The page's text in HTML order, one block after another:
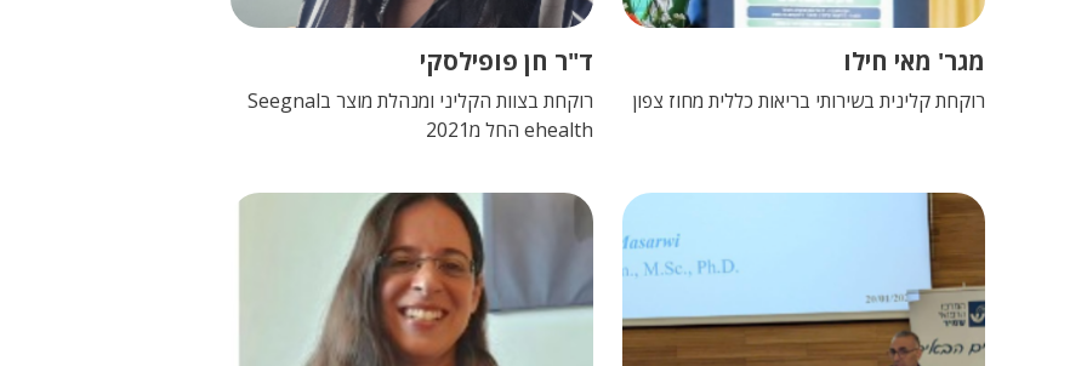
מגר' מאי חילו
רוקחת קלינית בשירותי בריאות כללית מחוז צפון
ד"ר חן פופילסקי
רוקחת בצוות הקליני ומנהלת מוצר בSeegnal
ehealth החל מ2021